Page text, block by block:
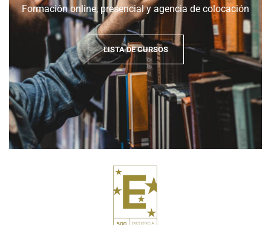
Formación online, presencial y agencia de colocación
LISTA DE CURSOS